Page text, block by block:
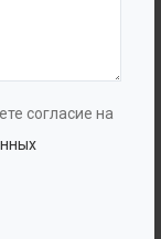
согласие на